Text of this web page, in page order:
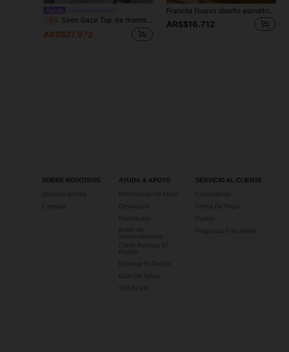
-3% Siren Gaze Top de tirantes casual de verano para mujer con botones frontales a rayas
ARS$27.972
Franclia Nuevo diseño asimétrico de verano, cuello acampanado, dobladillo dividido de color caqui claro de nicho, cintura con lazo, chaleco sin mangas para mujer, top de tirantes de verano para mujer, elegante para vacaciones y días de descanso.
ARS$16.712
SOBRE NOSOTROS
Quienes Somos
Carreras
AYUDA & APOYO
Información De Envío
Devolución
Reembolso
Botón de
Arrepentimiento
Cómo Realizar El
Pedido
Rastrear El Pedido
Guía De Tallas
SHEIN VIP
SERVICIO AL CLIENTE
Contáctenos
Forma De Pago
Puntos
Preguntas Frecuentes